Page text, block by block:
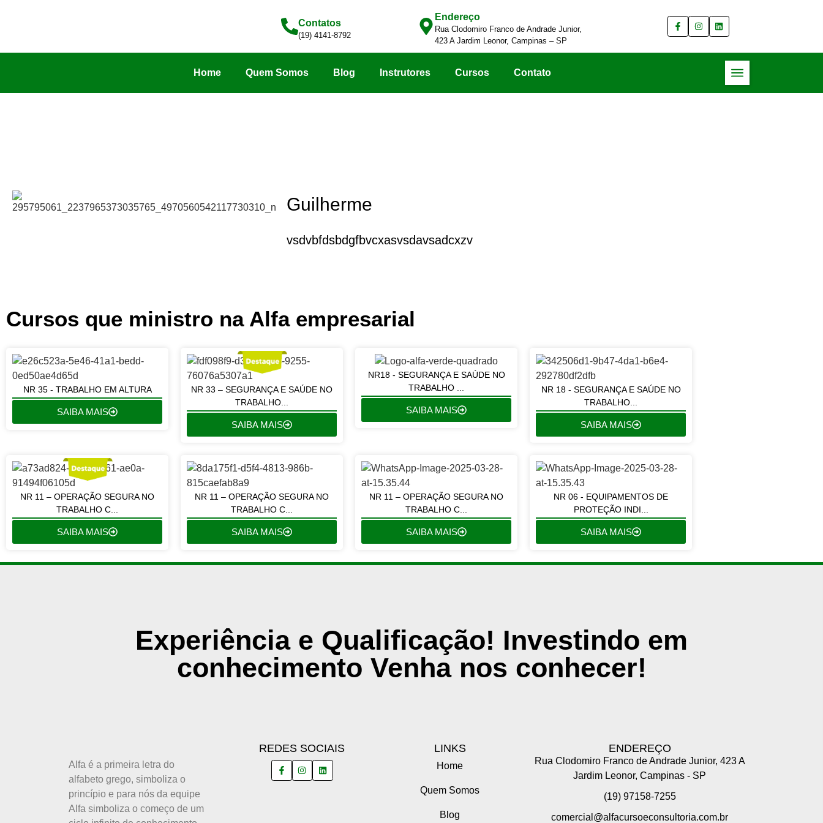
Contatos
(19) 4141-8792
Endereço
Rua Clodomiro Franco de Andrade Junior,
423 A Jardim Leonor, Campinas – SP
Home Quem Somos Blog Instrutores Cursos Contato
Guilherme
vsdvbfdsbdgfbvcxasvsdavsadcxzv
Cursos que ministro na Alfa empresarial
NR 35 - TRABALHO EM ALTURA
SAIBA MAIS
NR 33 – SEGURANÇA E SAÚDE NO
TRABALHO...
SAIBA MAIS
NR18 - SEGURANÇA E SAÚDE NO
TRABALHO ...
SAIBA MAIS
NR 18 - SEGURANÇA E SAÚDE NO
TRABALHO...
SAIBA MAIS
NR 11 – OPERAÇÃO SEGURA NO
TRABALHO C...
SAIBA MAIS
NR 11 – OPERAÇÃO SEGURA NO
TRABALHO C...
SAIBA MAIS
NR 11 – OPERAÇÃO SEGURA NO
TRABALHO C...
SAIBA MAIS
NR 06 - EQUIPAMENTOS DE
PROTEÇÃO INDI...
SAIBA MAIS
Experiência e Qualificação! Investindo em
conhecimento Venha nos conhecer!
Alfa é a primeira letra do
alfabeto grego, simboliza o
princípio e para nós da equipe
Alfa simboliza o começo de um
REDES SOCIAIS LINKS
Home
Quem Somos
Blog
ENDEREÇO
Rua Clodomiro Franco de Andrade Junior, 423 A
Jardim Leonor, Campinas - SP
(19) 97158-7255
comercial@alfacursoeconsultoria.com.br